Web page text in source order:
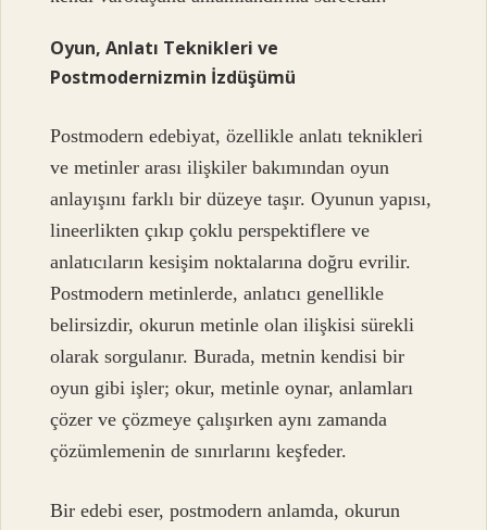
Oyun, Anlatı Teknikleri ve
Postmodernizmin İzdüşümü
Postmodern edebiyat, özellikle anlatı teknikleri
ve metinler arası ilişkiler bakımından oyun
anlayışını farklı bir düzeye taşır. Oyunun yapısı,
lineerlikten çıkıp çoklu perspektiflere ve
anlatıcıların kesişim noktalarına doğru evrilir.
Postmodern metinlerde, anlatıcı genellikle
belirsizdir, okurun metinle olan ilişkisi sürekli
olarak sorgulanır. Burada, metnin kendisi bir
oyun gibi işler; okur, metinle oynar, anlamları
çözer ve çözmeye çalışırken aynı zamanda
çözümlemenin de sınırlarını keşfeder.
Bir edebi eser, postmodern anlamda, okurun